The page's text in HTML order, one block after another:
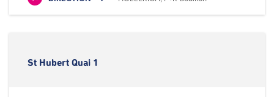
St Hubert Quai 1